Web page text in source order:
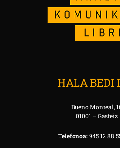
HALA BEDI
Bueno Monreal,
01001 –
Telefonoa:945 12 88